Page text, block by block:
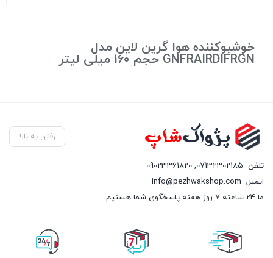
خوشبوکننده هوا گرین لاین مدل
GNFRAIRDIFRGN حجم 160 میلی لیتر
رفتن به بالا
تلفن 07132302185
,
09023361820
ایمیل info@pezhwakshop.com
ما 24 ساعته 7 روز هفته پاسخگوی شما هستیم.